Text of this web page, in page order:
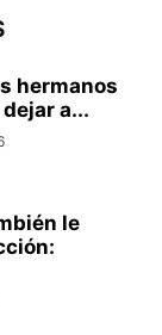
hermanos
a...
le